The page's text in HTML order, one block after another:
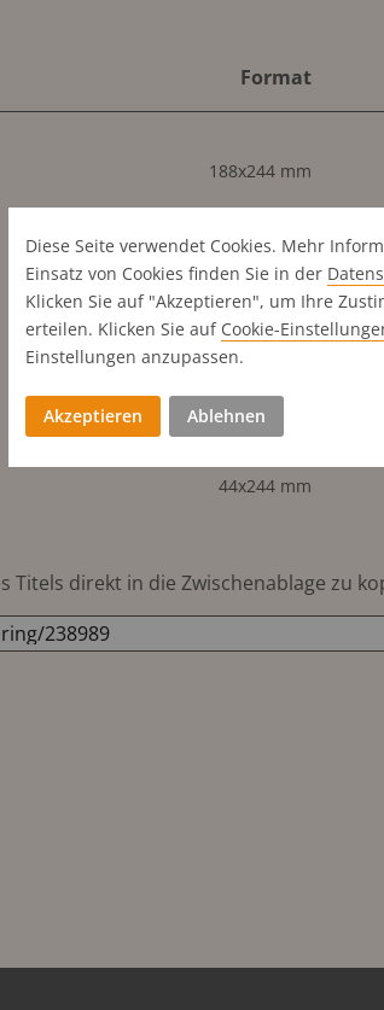
Format
188x244 mm
92x244 mm
44x244 mm
Titels direkt in die Zwischenablage zu
Diese Seite verwendet Cookies. Mehr
Einsatz von Cookies finden Sie in der
Klicken Sie auf "Akzeptieren", um Ihre
erteilen. Klicken Sie auf Cookie-
Einstellungen anzupassen.
Akzeptieren Ablehnen